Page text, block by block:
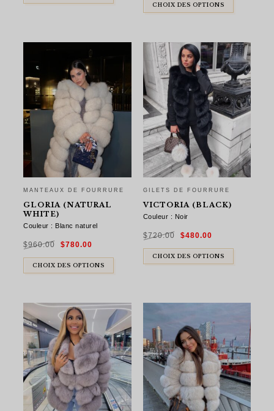
CHOIX DES OPTIONS
MANTEAUX DE FOURRURE
GLORIA (NATURAL
WHITE)
Couleur : Blanc naturel
$960.00
Le
prix
était :
$960.00.
$780.00
est :
$780.00.
CHOIX DES OPTIONS
GILETS DE FOURRURE
VICTORIA (BLACK)
Couleur : Noir
$720.00
Le
prix
était :
$720.00.
$480.00prix
est :
$480.00.
CHOIX DES OPTIONS